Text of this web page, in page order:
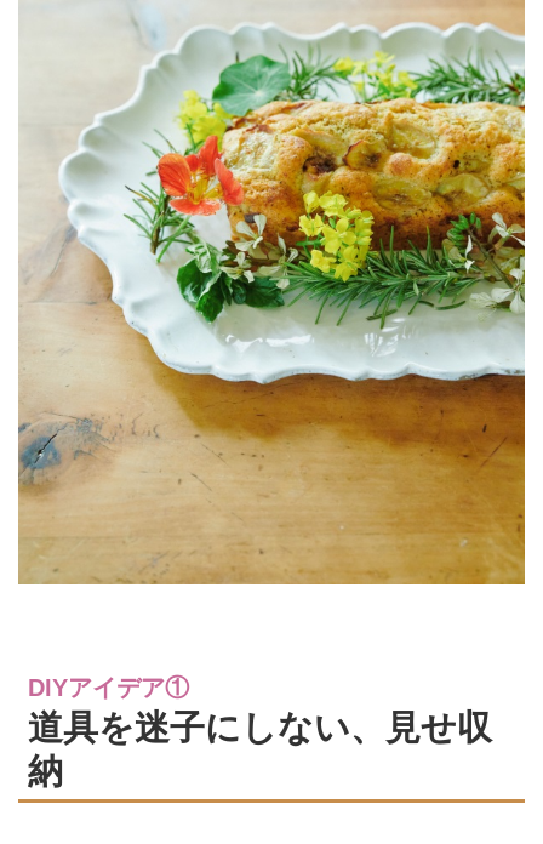
DIYアイデア①
道具を迷子にしない、見せ収
納